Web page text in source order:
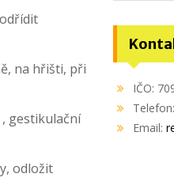
na hřišti, při
gestikulační
odložit
IČO:
Telefon:
Email: